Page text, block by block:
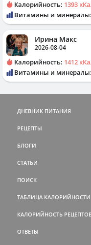
Калорийность: 1393
Витамины и минералы:
Ирина Макс
2026-08-04
Калорийность: 1412
Витамины и минералы:
ДНЕВНИК ПИТАНИЯ
РЕЦЕПТЫ
БЛОГИ
СТАТЬИ
ПОИСК
ТАБЛИЦА КАЛОРИЙНОСТИ
КАЛОРИЙНОСТЬ
ОТВЕТЫ